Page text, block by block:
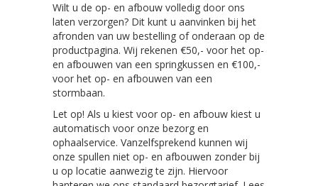
Wilt u de op- en afbouw volledig door ons
laten verzorgen? Dit kunt u aanvinken bij het
afronden van uw bestelling of onderaan op de
productpagina. Wij rekenen €50,- voor het op-
en afbouwen van een springkussen en €100,-
voor het op- en afbouwen van een
stormbaan.
Let op! Als u kiest voor op- en afbouw kiest u
automatisch voor onze bezorg en
ophaalservice. Vanzelfsprekend kunnen wij
onze spullen niet op- en afbouwen zonder bij
u op locatie aanwezig te zijn. Hiervoor